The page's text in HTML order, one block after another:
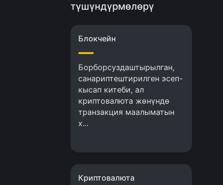
түшүндүрмөлөрү
Блокчейн
Борборсуздаштырылган,
санариптештирилген эсеп-
кысап китеби, ал
криптовалюта жөнүндө
транзакция маалыматын
х...
Криптовалюта